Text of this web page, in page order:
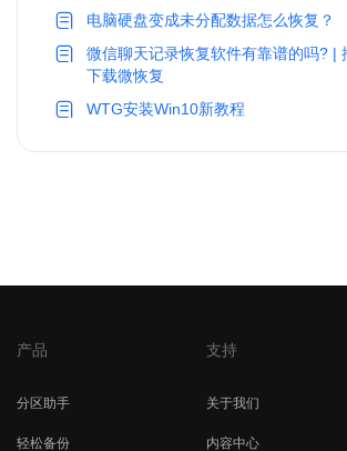
电脑硬盘变成未分配数据怎么恢复？
微信聊天记录恢复软件有靠谱的吗? |
下载微恢复
WTG安装Win10新教程
产品
分区助手
轻松备份
支持
关于我们
内容中心